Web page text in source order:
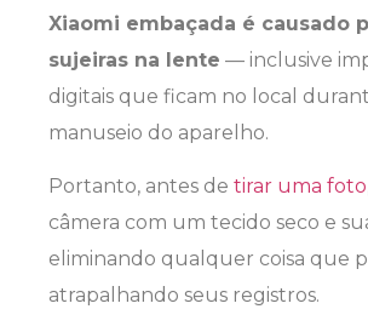
Xiaomi embaçada é causado
sujeiras na lente — inclusive
digitais que ficam no local
manuseio do aparelho.
Portanto, antes de tirar uma foto
câmera com um tecido seco e
eliminando qualquer coisa que
atrapalhando seus registros.